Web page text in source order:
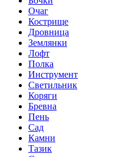
Очаг
Кострище
Дровница
Землянки
Лофт
Полка
Инструмент
Светильник
Коряги
Бревна
Пень
Сад
Камни
Тазик